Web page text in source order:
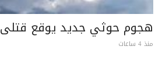
هجوم حوثي جديد يوقع قتلى
منذ 4 ساعات